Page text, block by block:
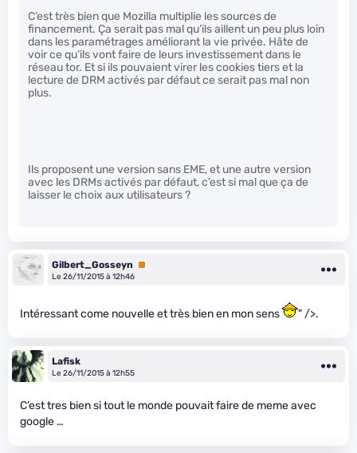
C’est très bien que Mozilla multiplie les sources de
financement. Ça serait pas mal qu’ils aillent un peu plus loin
dans les paramétrages améliorant la vie privée. Hâte de
voir ce qu’ils vont faire de leurs investissement dans le
réseau tor. Et si ils pouvaient virer les cookies tiers et la
lecture de DRM activés par défaut ce serait pas mal non
plus.
Ils proposent une version sans EME, et une autre version
avec les DRMs activés par défaut, c’est si mal que ça de
laisser le choix aux utilisateurs ?
Gilbert_Gosseyn
Premium
Le 26/11/2015 à 12h46
Intéressant come nouvelle et très bien en mon sens " />.
Lafisk
Le 26/11/2015 à 12h55
C’est tres bien si tout le monde pouvait faire de meme avec
google …